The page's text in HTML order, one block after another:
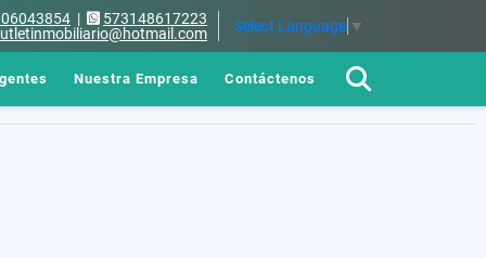
|
573148617223
Select Language ▼
Nuestra Empresa Contáctenos